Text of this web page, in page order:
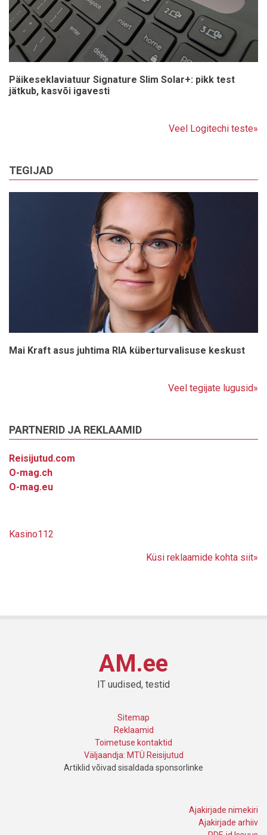
Päikeseklaviatuur Signature Slim Solar+: pikk test
jätkub, kasvõi igavesti
Veel Logitechi teste»
TEGIJAD
Mai Kraft asus juhtima RIA küberturvalisuse keskust
Veel tegijate lugusid»
PARTNERID JA REKLAAMID
Reisijutud.com
O-mag.ch
O-mag.eu
Kasino112
Küsi reklaamide kohta siit»
AM.ee
IT uudised, testid
Sitemap
Reklaamid
Toimetuse kontaktid
Väljaandja: MTÜ Reisijutud
Artiklid võivad sisaldada sponsorlinke
Ajakirjade nimekiri
Ajakirjade arhiiv